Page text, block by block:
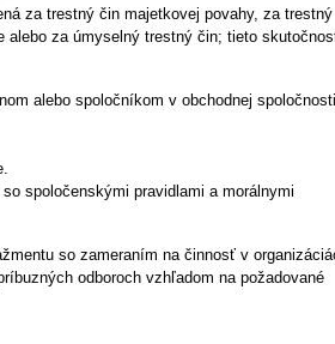
za trestný čin majetkovej povahy, za trestný
za úmyselný trestný čin; tieto
alebo spoločníkom v obchodnej
spoločenskými pravidlami a morálnymi
so zameraním na činnosť v
odboroch vzhľadom na požadované